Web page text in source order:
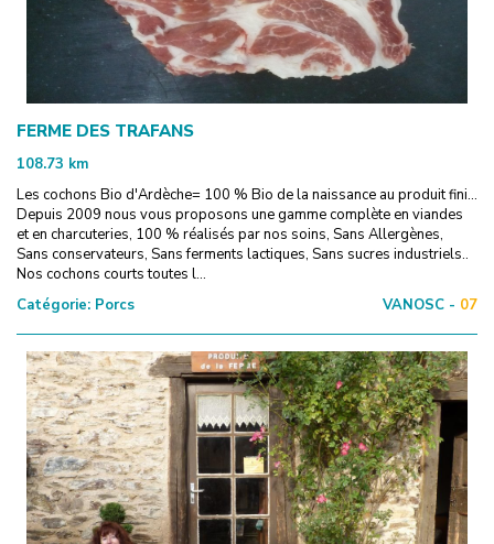
FERME DES TRAFANS
108.73 km
Les cochons Bio d'Ardèche= 100 % Bio de la naissance au produit fini...
Depuis 2009 nous vous proposons une gamme complète en viandes
et en charcuteries, 100 % réalisés par nos soins, Sans Allergènes,
Sans conservateurs, Sans ferments lactiques, Sans sucres industriels..
Nos cochons courts toutes l...
Catégorie: Porcs VANOSC - 07